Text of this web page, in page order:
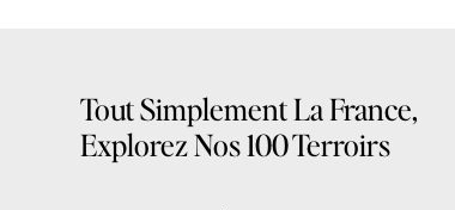
Tout Simplement La France,
Explorez Nos 100 Terroirs